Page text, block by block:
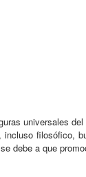
universales
filosófico,
debe a que